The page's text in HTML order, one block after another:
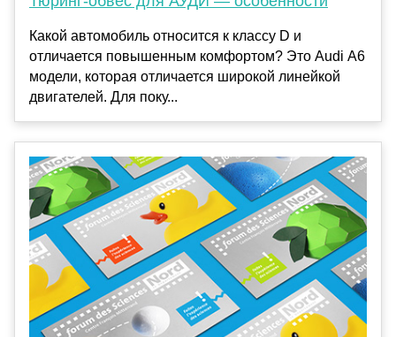
Какой автомобиль относится к классу D и
отличается повышенным комфортом? Это Audi А6
модели, которая отличается широкой линейкой
двигателей. Для поку...